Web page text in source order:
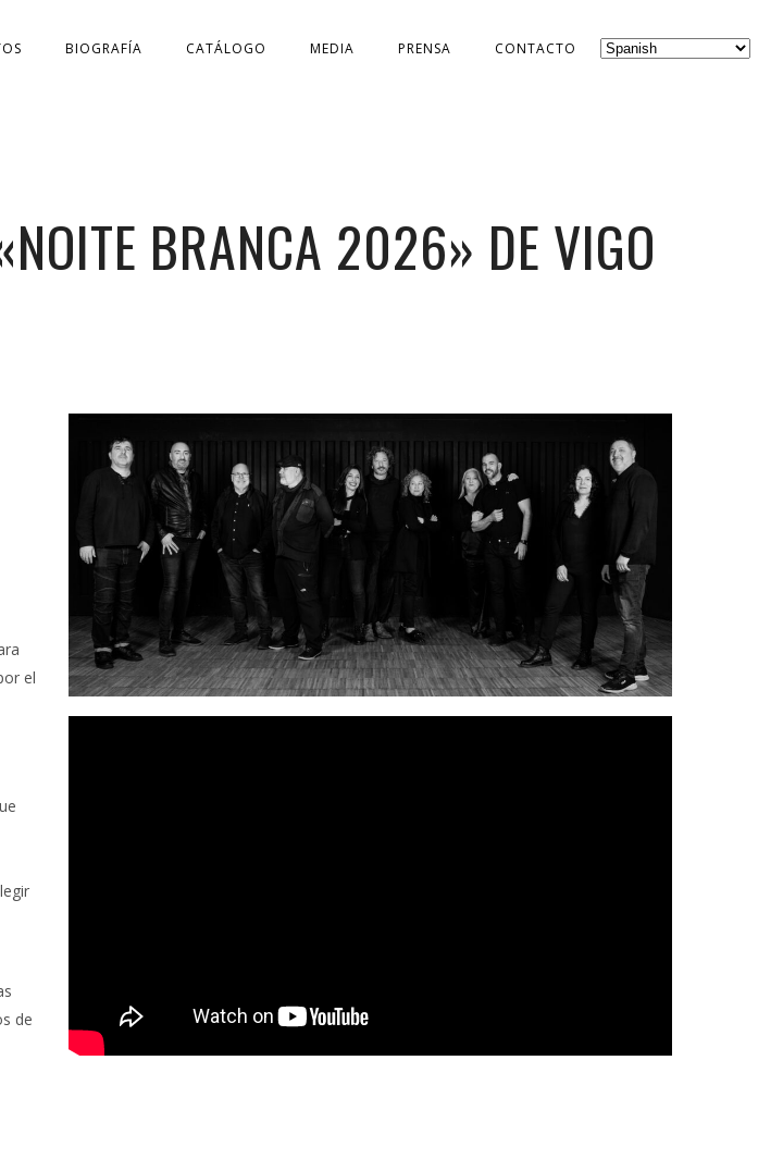
BIOGRAFÍA CATÁLOGO MEDIA PRENSA CONTACTO
BRANCA 2026» DE VIGO
el
de